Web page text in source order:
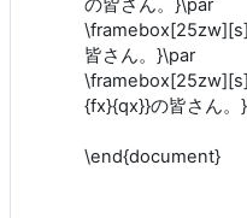
の皆さん。}\par
皆さん。}\par
{fx}{qx}}の皆さん。
\end{document}